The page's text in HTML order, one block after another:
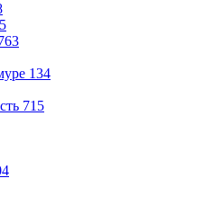
134
715